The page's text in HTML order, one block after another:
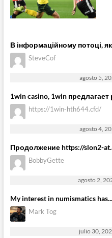
В інформаційному потоці,
SteveCof
agosto 5,
1win casino, 1win
https://1win-hth644.cfd/
agosto 4,
Продолжение https://slon2-
BobbyGette
agosto 2,
My interest in numismatics has...
Mark Tog
julio 30,